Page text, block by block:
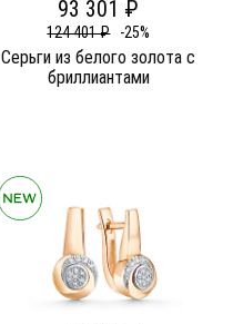
93 301 ₽
124 401 ₽ -25%
Серьги из белого золота c
бриллиантами